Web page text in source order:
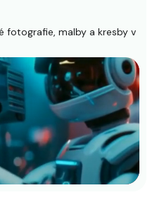
fotografie, malby a kresby v